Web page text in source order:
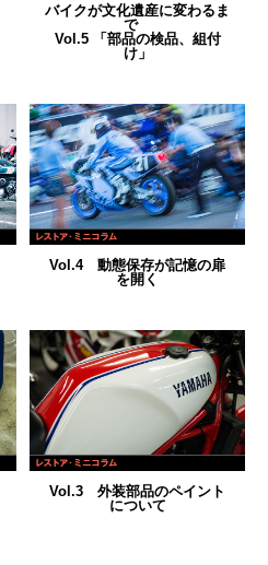
バイクが文化遺産に変わるま
で
Vol.5 「部品の検品、組付
け」
Vol.4 動態保存が記憶の扉
を開く
Vol.3 外装部品のペイント
について